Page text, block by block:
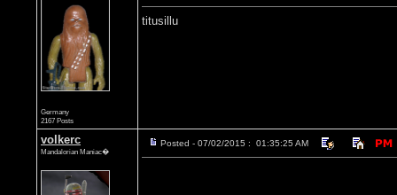
Germany
2167 Posts
titusillu
volkerc
Mandalorian Maniac�
Posted - 07/02/2015 : 01:35:25 AM